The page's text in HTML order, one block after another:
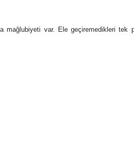
mağlubiyeti var. Ele geçiremedikleri tek